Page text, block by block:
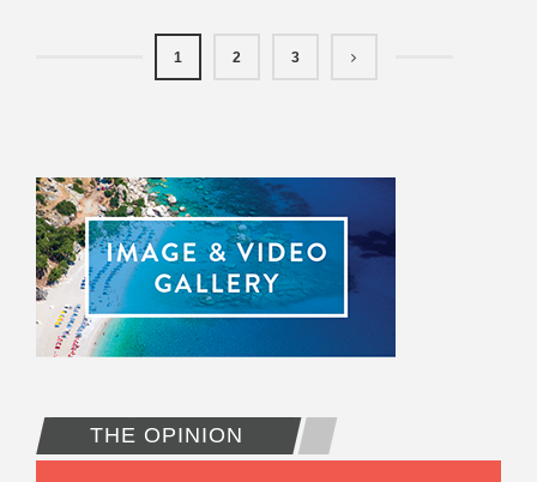
1 2 3
THE OPINION